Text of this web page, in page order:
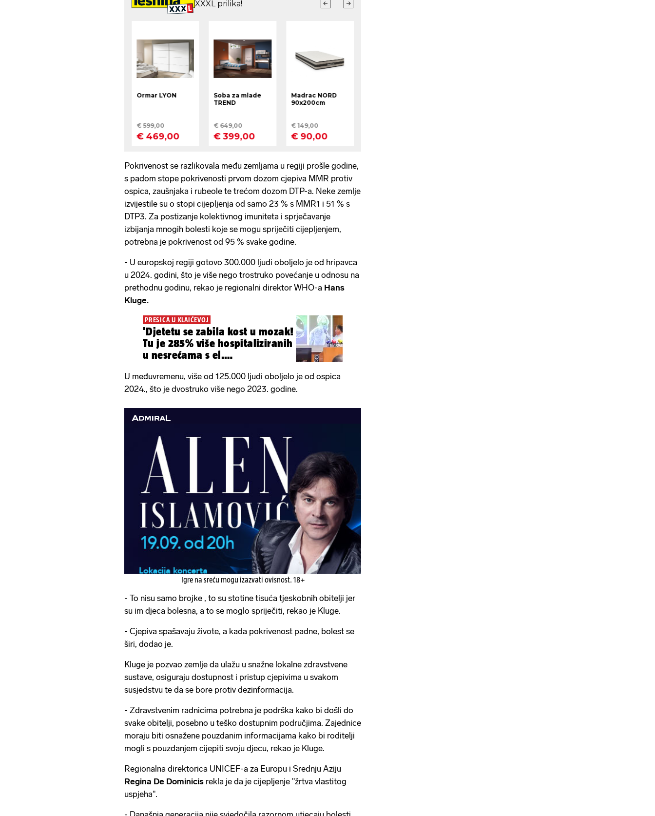
Pokrivenost se razlikovala među zemljama u regiji prošle godine,
s padom stope pokrivenosti prvom dozom cjepiva MMR protiv
ospica, zaušnjaka i rubeole te trećom dozom DTP-a. Neke zemlje
izvijestile su o stopi cijepljenja od samo 23 % s MMR1 i 51 % s
DTP3. Za postizanje kolektivnog imuniteta i sprječavanje
izbijanja mnogih bolesti koje se mogu spriječiti cijepljenjem,
potrebna je pokrivenost od 95 % svake godine.
- U europskoj regiji gotovo 300.000 ljudi oboljelo je od hripavca
u 2024. godini, što je više nego trostruko povećanje u odnosu na
prethodnu godinu, rekao je regionalni direktor WHO-a Hans
Kluge.
PRESICA U KLAIĆEVOJ
'Djetetu se zabila kost u mozak!
Tu je 285% više hospitaliziranih
u nesrećama s el.
U međuvremenu, više od 125.000 ljudi oboljelo je od ospica
2024., što je dvostruko više nego 2023. godine.
Igre na sreću mogu izazvati ovisnost. 18+
- To nisu samo brojke , to su stotine tisuća tjeskobnih obitelji jer
su im djeca bolesna, a to se moglo spriječiti, rekao je Kluge.
- Cjepiva spašavaju živote, a kada pokrivenost padne, bolest se
širi, dodao je.
Kluge je pozvao zemlje da ulažu u snažne lokalne zdravstvene
sustave, osiguraju dostupnost i pristup cjepivima u svakom
susjedstvu te da se bore protiv dezinformacija.
- Zdravstvenim radnicima potrebna je podrška kako bi došli do
svake obitelji, posebno u teško dostupnim područjima. Zajednice
moraju biti osnažene pouzdanim informacijama kako bi roditelji
mogli s pouzdanjem cijepiti svoju djecu, rekao je Kluge.
Regionalna direktorica UNICEF-a za Europu i Srednju Aziju
Regina De Dominicis rekla je da je cijepljenje "žrtva vlastitog
uspjeha".